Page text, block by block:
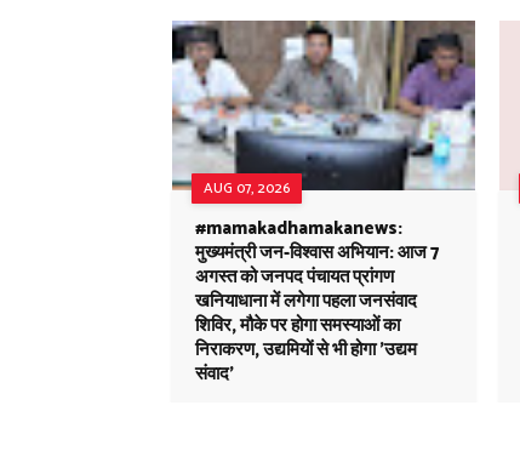
AUG 07, 2026
#mamakadhamakanews:
मुख्यमंत्री जन-विश्वास अभियान: आज 7
अगस्त को जनपद पंचायत प्रांगण
खनियाधाना में लगेगा पहला जनसंवाद
शिविर, मौके पर होगा समस्याओं का
निराकरण, उद्यमियों से भी होगा 'उद्यम
संवाद'